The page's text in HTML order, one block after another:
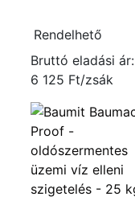
Rendelhető
Bruttó eladási ár:
6 125 Ft/zsák